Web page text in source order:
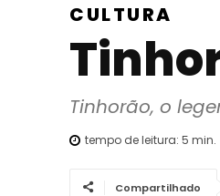
CULTURA
Tinhorão, o
tempo de leitura: 5 min.
Compartilhado